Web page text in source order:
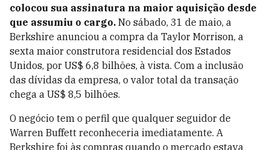
colocou sua assinatura na maior aquisição desde
que assumiu o cargo. No sábado, 31 de maio, a
Berkshire anunciou a compra da Taylor Morrison, a
sexta maior construtora residencial dos Estados
Unidos, por US$ 6,8 bilhões, à vista. Com a inclusão
das dívidas da empresa, o valor total da transação
chega a US$ 8,5 bilhões.
O negócio tem o perfil que qualquer seguidor de
Warren Buffett reconheceria imediatamente. A
Berkshire foi às compras quando o mercado estava